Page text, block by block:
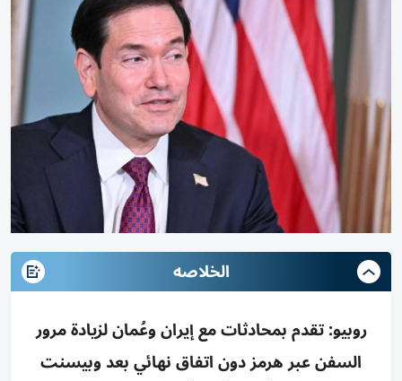
الخلاصه
روبيو: تقدم بمحادثات مع إيران وعُمان لزيادة مرور
السفن عبر هرمز دون اتفاق نهائي بعد وبيسنت